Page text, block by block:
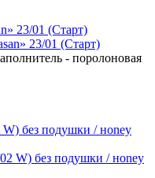
23/01 (Старт)
- поролоновая
без подушки / нoney